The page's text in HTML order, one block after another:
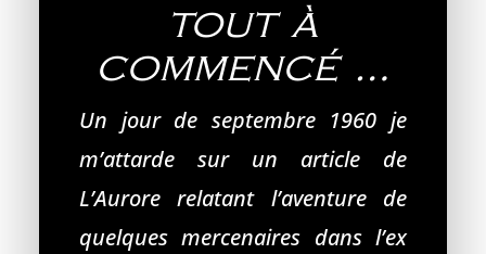
tout à
commencé …
Un jour de septembre 1960 je
m’attarde sur un article de
L’Aurore relatant l’aventure de
quelques mercenaires dans l’ex